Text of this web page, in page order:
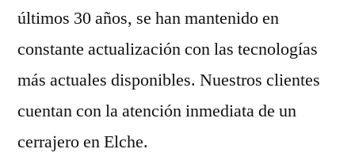
últimos 30 años, se han mantenido en
constante actualización con las tecnologías
más actuales disponibles. Nuestros clientes
cuentan con la atención inmediata de un
cerrajero en Elche.